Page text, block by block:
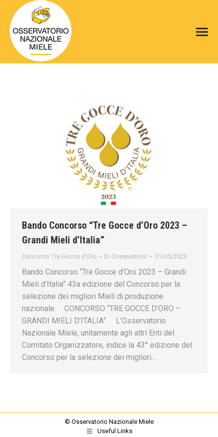
Bando Concorso “Tre Gocce d’Oro 2023 –
Grandi Mieli d’Italia”
Concorso Tre Gocce d'Oro Di Osservatorio 31/05/2023
Bando Concorso “Tre Gocce d’Oro 2023 – Grandi
Mieli d’Italia” 43a edizione del Concorso per la
selezione dei migliori Mieli di produzione
nazionale CONCORSO “TRE GOCCE D’ORO –
GRANDI MIELI D’ITALIA” L’Osservatorio
Nazionale Miele, unitamente agli altri Enti del
Comitato Organizzatore, indice la 43° edizione del
Concorso per la selezione dei migliori…
© Osservatorio Nazionale Miele
Useful Links